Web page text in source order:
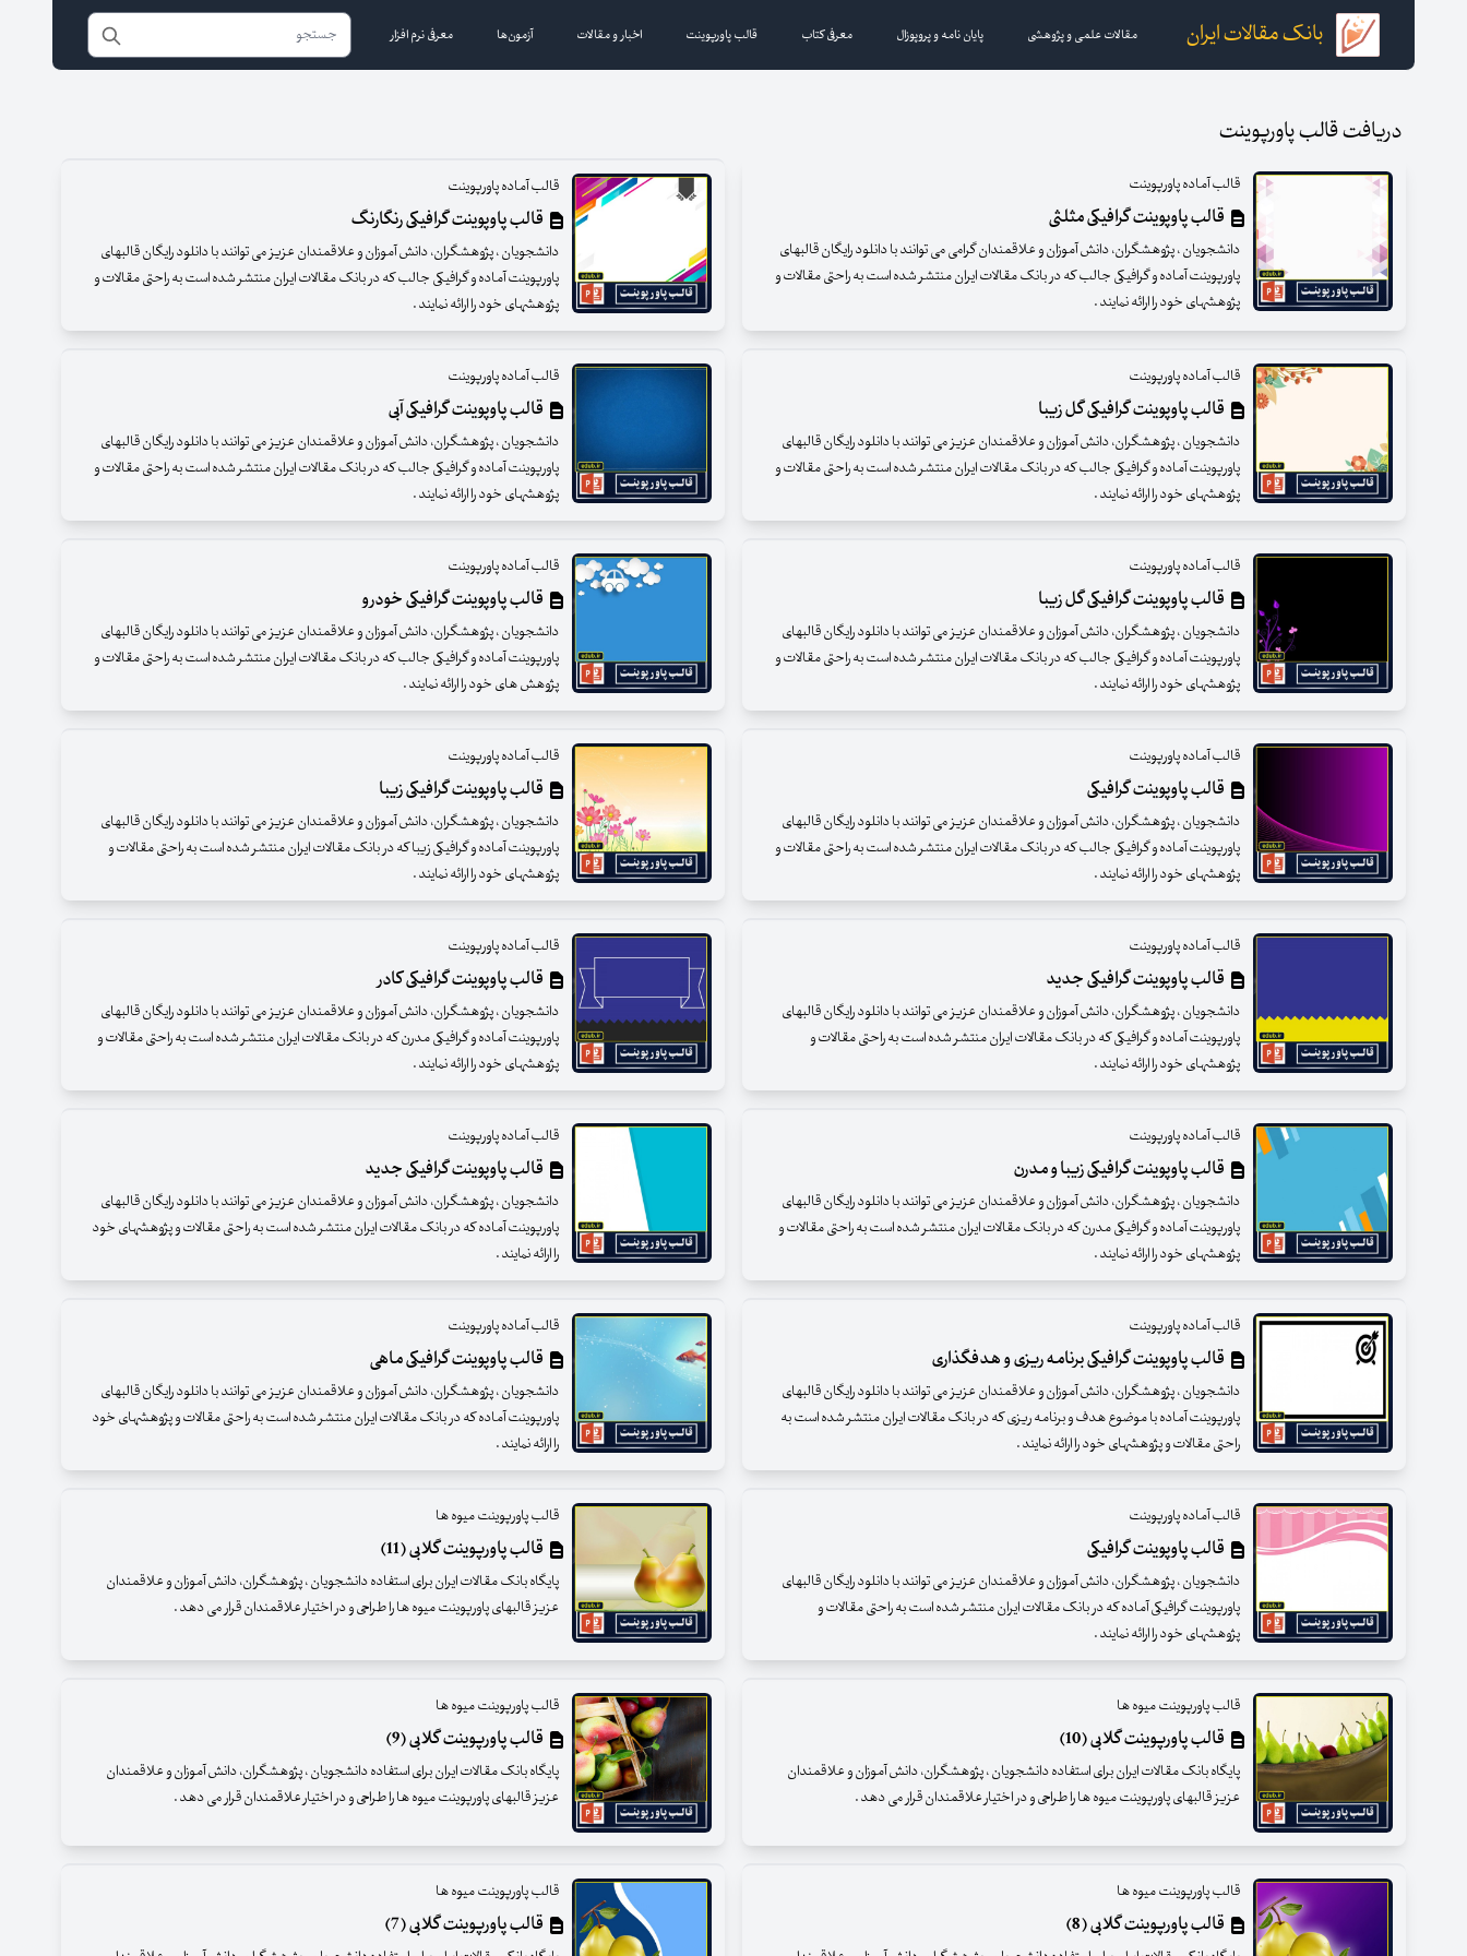
بانک مقالات ایران مقالات علمی و پژوهشی پایان نامه و پروپوزال معرفی کتاب قالب پاورپوینت اخبار و مقالات آزمون‌ها معرفی نرم افزار
دریافت قالب پاورپوینت
قالب آماده پاورپوینت
قالب پاوپوینت گرافیکی مثلثی
دانشجویان ، پژوهشگران، دانش آموزان و علاقمندان گرامی می توانند با دانلود رایگان قالبهای
پاورپوینت آماده و گرافیکی جالب که در بانک مقالات ایران منتشر شده است به راحتی مقالات و
پژوهشهای خود را ارائه نمایند .
قالب آماده پاورپوینت
قالب پاوپوینت گرافیکی رنگارنگ
دانشجویان ، پژوهشگران، دانش آموزان و علاقمندان عزیز می توانند با دانلود رایگان قالبهای
پاورپوینت آماده و گرافیکی جالب که در بانک مقالات ایران منتشر شده است به راحتی مقالات و
پژوهشهای خود را ارائه نمایند .
قالب آماده پاورپوینت
قالب پاوپوینت گرافیکی گل زیبا
دانشجویان ، پژوهشگران، دانش آموزان و علاقمندان عزیز می توانند با دانلود رایگان قالبهای
پاورپوینت آماده و گرافیکی جالب که در بانک مقالات ایران منتشر شده است به راحتی مقالات و
پژوهشهای خود را ارائه نمایند .
قالب آماده پاورپوینت
قالب پاوپوینت گرافیکی آبی
دانشجویان ، پژوهشگران، دانش آموزان و علاقمندان عزیز می توانند با دانلود رایگان قالبهای
پاورپوینت آماده و گرافیکی جالب که در بانک مقالات ایران منتشر شده است به راحتی مقالات و
پژوهشهای خود را ارائه نمایند .
قالب آماده پاورپوینت
قالب پاوپوینت گرافیکی گل زیبا
دانشجویان ، پژوهشگران، دانش آموزان و علاقمندان عزیز می توانند با دانلود رایگان قالبهای
پاورپوینت آماده و گرافیکی جالب که در بانک مقالات ایران منتشر شده است به راحتی مقالات و
پژوهشهای خود را ارائه نمایند .
قالب آماده پاورپوینت
قالب پاوپوینت گرافیکی خودرو
دانشجویان ، پژوهشگران، دانش آموزان و علاقمندان عزیز می توانند با دانلود رایگان قالبهای
پاورپوینت آماده و گرافیکی جالب که در بانک مقالات ایران منتشر شده است به راحتی مقالات و
پژوهش های خود را ارائه نمایند .
قالب آماده پاورپوینت
قالب پاوپوینت گرافیکی
دانشجویان ، پژوهشگران، دانش آموزان و علاقمندان عزیز می توانند با دانلود رایگان قالبهای
پاورپوینت آماده و گرافیکی جالب که در بانک مقالات ایران منتشر شده است به راحتی مقالات و
پژوهشهای خود را ارائه نمایند .
قالب آماده پاورپوینت
قالب پاوپوینت گرافیکی زیبا
دانشجویان ، پژوهشگران، دانش آموزان و علاقمندان عزیز می توانند با دانلود رایگان قالبهای
پاورپوینت آماده و گرافیکی زیبا که در بانک مقالات ایران منتشر شده است به راحتی مقالات و
پژوهشهای خود را ارائه نمایند .
قالب آماده پاورپوینت
قالب پاوپوینت گرافیکی جدید
دانشجویان ، پژوهشگران، دانش آموزان و علاقمندان عزیز می توانند با دانلود رایگان قالبهای
پاورپوینت آماده و گرافیکی که در بانک مقالات ایران منتشر شده است به راحتی مقالات و
پژوهشهای خود را ارائه نمایند .
قالب آماده پاورپوینت
قالب پاوپوینت گرافیکی کادر
دانشجویان ، پژوهشگران، دانش آموزان و علاقمندان عزیز می توانند با دانلود رایگان قالبهای
پاورپوینت آماده و گرافیکی مدرن که در بانک مقالات ایران منتشر شده است به راحتی مقالات و
پژوهشهای خود را ارائه نمایند .
قالب آماده پاورپوینت
قالب پاوپوینت گرافیکی زیبا و مدرن
دانشجویان ، پژوهشگران، دانش آموزان و علاقمندان عزیز می توانند با دانلود رایگان قالبهای
پاورپوینت آماده و گرافیکی مدرن که در بانک مقالات ایران منتشر شده است به راحتی مقالات و
پژوهشهای خود را ارائه نمایند .
قالب آماده پاورپوینت
قالب پاوپوینت گرافیکی جدید
دانشجویان ، پژوهشگران، دانش آموزان و علاقمندان عزیز می توانند با دانلود رایگان قالبهای
پاورپوینت آماده که در بانک مقالات ایران منتشر شده است به راحتی مقالات و پژوهشهای خود
را ارائه نمایند .
قالب آماده پاورپوینت
قالب پاوپوینت گرافیکی برنامه ریزی و هدفگذاری
دانشجویان ، پژوهشگران، دانش آموزان و علاقمندان عزیز می توانند با دانلود رایگان قالبهای
پاورپوینت آماده با موضوع هدف و برنامه ریزی که در بانک مقالات ایران منتشر شده است به
راحتی مقالات و پژوهشهای خود را ارائه نمایند .
قالب آماده پاورپوینت
قالب پاوپوینت گرافیکی ماهی
دانشجویان ، پژوهشگران، دانش آموزان و علاقمندان عزیز می توانند با دانلود رایگان قالبهای
پاورپوینت آماده که در بانک مقالات ایران منتشر شده است به راحتی مقالات و پژوهشهای خود
را ارائه نمایند .
قالب آماده پاورپوینت
قالب پاوپوینت گرافیکی
دانشجویان ، پژوهشگران، دانش آموزان و علاقمندان عزیز می توانند با دانلود رایگان قالبهای
پاورپوینت گرافیکی آماده که در بانک مقالات ایران منتشر شده است به راحتی مقالات و
پژوهشهای خود را ارائه نمایند .
قالب پاورپوینت میوه ها
قالب پاورپوینت گلابی (11)
پایگاه بانک مقالات ایران برای استفاده دانشجویان ، پژوهشگران، دانش آموزان و علاقمندان
عزیز قالبهای پاورپوینت میوه ها را طراحی و در اختیار علاقمندان قرار می دهد .
قالب پاورپوینت میوه ها
قالب پاورپوینت گلابی (10)
پایگاه بانک مقالات ایران برای استفاده دانشجویان ، پژوهشگران، دانش آموزان و علاقمندان
عزیز قالبهای پاورپوینت میوه ها را طراحی و در اختیار علاقمندان قرار می دهد .
قالب پاورپوینت میوه ها
قالب پاورپوینت گلابی (9)
پایگاه بانک مقالات ایران برای استفاده دانشجویان ، پژوهشگران، دانش آموزان و علاقمندان
عزیز قالبهای پاورپوینت میوه ها را طراحی و در اختیار علاقمندان قرار می دهد .
قالب پاورپوینت میوه ها
قالب پاورپوینت گلابی (8)
قالب پاورپوینت میوه ها
قالب پاورپوینت گلابی (7)